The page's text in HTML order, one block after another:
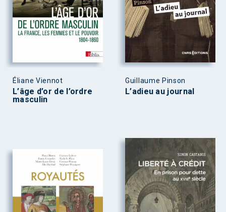
Éliane Viennot
L’âge d’or de l’ordre
masculin
Guillaume Pinson
L’adieu au journal